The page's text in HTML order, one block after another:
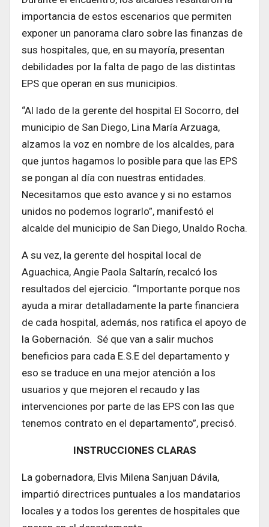
importancia de estos escenarios que permiten
exponer un panorama claro sobre las finanzas de
sus hospitales, que, en su mayoría, presentan
debilidades por la falta de pago de las distintas
EPS que operan en sus municipios.
“Al lado de la gerente del hospital El Socorro, del
municipio de San Diego, Lina María Arzuaga,
alzamos la voz en nombre de los alcaldes, para
que juntos hagamos lo posible para que las EPS
se pongan al día con nuestras entidades.
Necesitamos que esto avance y si no estamos
unidos no podemos lograrlo”, manifestó el
alcalde del municipio de San Diego, Unaldo Rocha.
A su vez, la gerente del hospital local de
Aguachica, Angie Paola Saltarín, recalcó los
resultados del ejercicio. “Importante porque nos
ayuda a mirar detalladamente la parte financiera
de cada hospital, además, nos ratifica el apoyo de
la Gobernación. Sé que van a salir muchos
beneficios para cada E.S.E del departamento y
eso se traduce en una mejor atención a los
usuarios y que mejoren el recaudo y las
intervenciones por parte de las EPS con las que
tenemos contrato en el departamento”, precisó.
INSTRUCCIONES CLARAS
La gobernadora, Elvis Milena Sanjuan Dávila,
impartió directrices puntuales a los mandatarios
locales y a todos los gerentes de hospitales que